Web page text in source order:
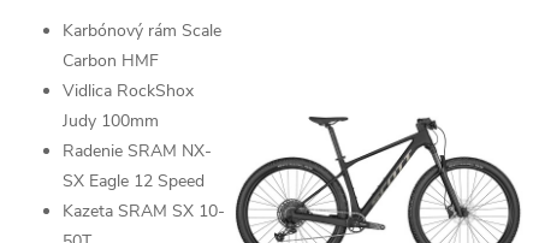
Karbónový rám Scale
Carbon HMF
Vidlica RockShox
Judy 100mm
Radenie SRAM NX-
SX Eagle 12 Speed
Kazeta SRAM SX 10-